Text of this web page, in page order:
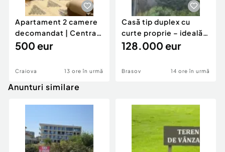
Apartament 2 camere
decomandat | Centrală
proprie | 60 mp |
500 eur
Craiova 13 ore în urmă
Casă tip duplex cu
curte proprie – ideală
pentru renovar
128.000 eur
Brasov 14 ore în urmă
Anunturi similare